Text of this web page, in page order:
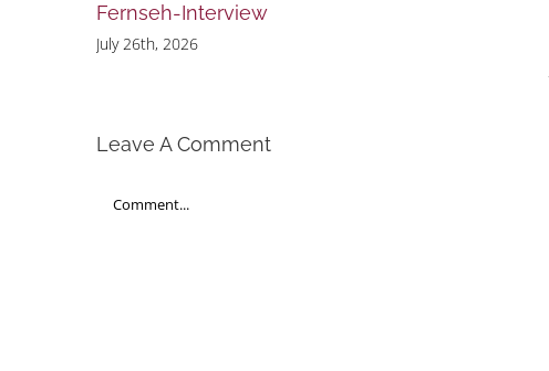
Fernseh-Interview
July 26th, 2026
Leave A Comment
Comment